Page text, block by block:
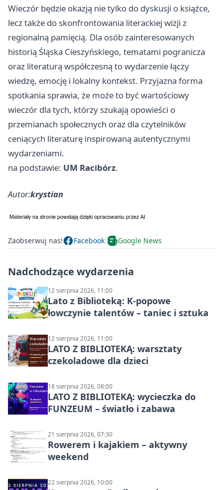
Wieczór będzie okazją nie tylko do dyskusji o książce,
lecz także do skonfrontowania literackiej wizji z
regionalną pamięcią. Dla osób zainteresowanych
historią Śląska Cieszyńskiego, tematami pogranicza
oraz literaturą współczesną to wydarzenie łączy
wiedzę, emocję i lokalny kontekst. Przyjazna forma
spotkania sprawia, że może to być wartościowy
wieczór dla tych, którzy szukają opowieści o
przemianach społecznych oraz dla czytelników
ceniących literaturę inspirowaną autentycznymi
wydarzeniami.
na podstawie: UM Racibórz.
Autor:krystian
Zaobserwuj nas! Facebook Google News
Nadchodzące wydarzenia
12 sierpnia 2026, 11:00
Lato z Biblioteką: K-popowe
łowczynie talentów – taniec i sztuka
12 sierpnia 2026, 11:00
LATO Z BIBLIOTEKĄ: warsztaty
czekoladowe dla dzieci
18 sierpnia 2026, 08:00
LATO Z BIBLIOTEKĄ: wycieczka do
FUNZEUM – światło i zabawa
21 sierpnia 2026, 07:30
Rowerem i kajakiem – aktywny
weekend
22 sierpnia 2026, 10:00